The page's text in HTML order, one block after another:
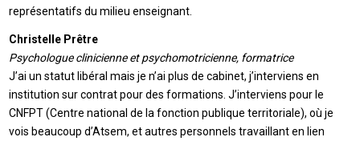
représentatifs du milieu enseignant.
Christelle Prêtre
Psychologue clinicienne et psychomotricienne, formatrice
J’ai un statut libéral mais je n’ai plus de cabinet, j’interviens en
institution sur contrat pour des formations. J’interviens pour le
CNFPT (Centre national de la fonction publique territoriale), où je
vois beaucoup d’Atsem, et autres personnels travaillant en lien